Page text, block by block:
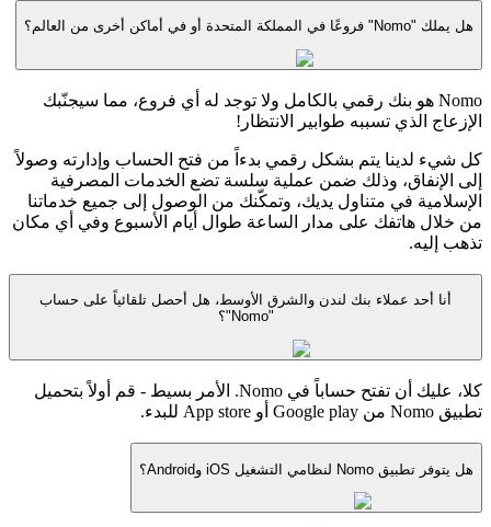
هل يملك "Nomo" فروعًا في المملكة المتحدة أو في أماكن أخرى من العالم؟
Nomo هو بنك رقمي بالكامل ولا توجد له أي فروع، مما سيجنّبك
الإزعاج الذي تسببه طوابير الانتظار!
كل شيء لدينا يتم بشكل رقمي بدءاً من فتح الحساب وإدارته وصولاً
إلى الإنفاق، وذلك ضمن عملية سلسة تضع الخدمات المصرفية
الإسلامية في متناول يديك، وتمكّنك من الوصول إلى جميع خدماتنا
من خلال هاتفك على مدار الساعة طوال أيام الأسبوع وفي أي مكان
تذهب إليه.
أنا أحد عملاء بنك لندن والشرق الأوسط، هل أحصل تلقائياً على حساب
"Nomo"؟
كلا، عليك أن تفتح حساباً في Nomo. الأمر بسيط - قم أولاً بتحميل
تطبيق Nomo من Google play أو App store للبدء.
هل يتوفر تطبيق Nomo لنظامي التشغيل iOS وAndroid؟